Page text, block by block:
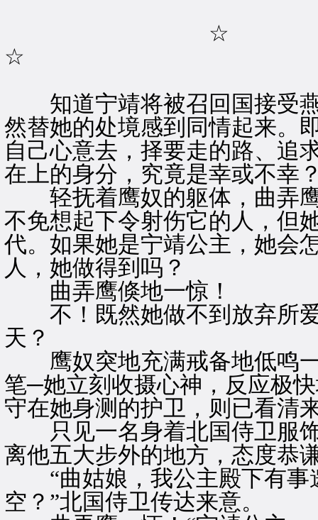
☆
☆
知道宁靖将被召回国接受
然替她的处境感到同情起来。
自己心意去，择要走的路、追
在上的身分，究竟是幸或不幸
轻抚着鹰奴的躯体，曲弄鹰
不免想起下令射伤它的人，但
代。如果她是宁靖公主，她会
人，她做得到吗？
曲弄鹰倏地一惊！
不！既然她做不到放弃所爱
天？
鹰奴突地充满戒备地低鸣一
笔─她立刻收摄心神，反应极
守在她身测的护卫，则已看清
只见一名身着北国侍卫服饰
离他五大步外的地方，态度恭
“曲姑娘，我公主殿下有事
空？”北国侍卫传达来意。